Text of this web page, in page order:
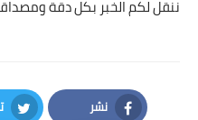
ننقل لكم الخبر بكل دقة
نشر